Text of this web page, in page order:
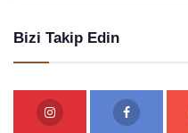
Bizi Takip Edin